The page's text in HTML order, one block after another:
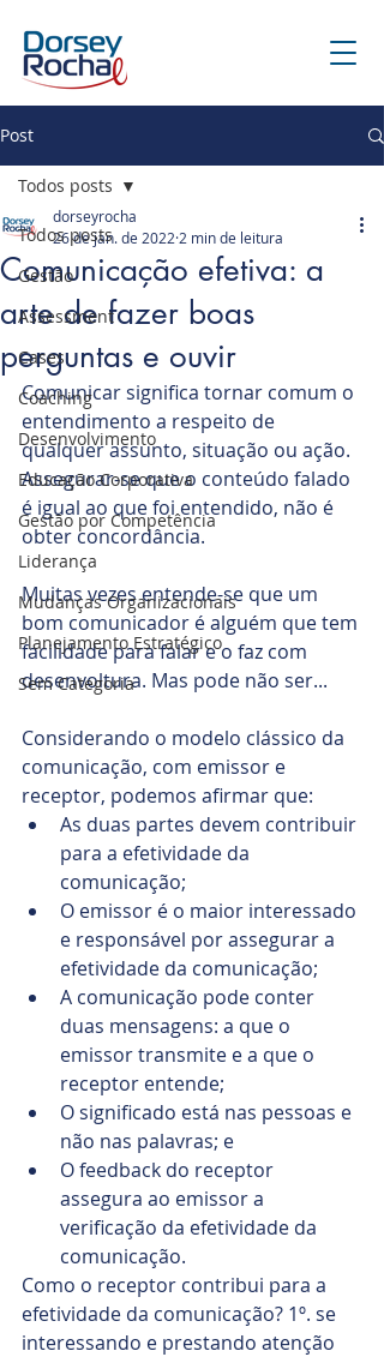
Post
Todos posts
Gestão
Assessment
Cases
Coaching
Desenvolvimento
Educação Corporativa
Gestão por Competência
Liderança
Mudanças Organizacionais
Planejamento Estratégico
Sem Categoria
Todos posts
Comunicação efetiva: a
arte de fazer boas
perguntas e ouvir
dorseyrocha
26 de jan. de 2022 2 min de leitura
Comunicar significa tornar comum o
entendimento a respeito de
qualquer assunto, situação ou ação.
Assegurar-se que o conteúdo falado
é igual ao que foi entendido, não é
obter concordância.
Muitas vezes entende-se que um
bom comunicador é alguém que tem
facilidade para falar e o faz com
desenvoltura. Mas pode não ser...
Considerando o modelo clássico da
comunicação, com emissor e
receptor, podemos afirmar que:
As duas partes devem contribuir
para a efetividade da
comunicação;
O emissor é o maior interessado
e responsável por assegurar a
efetividade da comunicação;
A comunicação pode conter
duas mensagens: a que o
emissor transmite e a que o
receptor entende;
O significado está nas pessoas e
não nas palavras; e
O feedback do receptor
assegura ao emissor a
verificação da efetividade da
comunicação.
Como o receptor contribui para a
efetividade da comunicação? 1º. se
interessando e prestando atenção